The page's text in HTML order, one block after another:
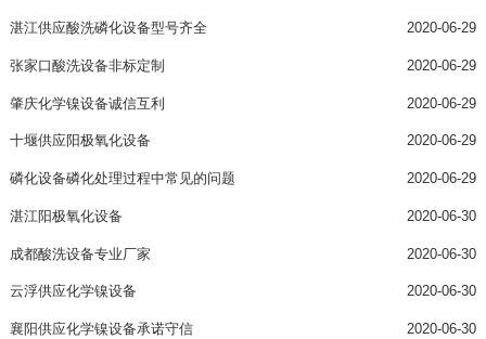
湛江供应酸洗磷化设备型号齐全 2020-06-29
张家口酸洗设备非标定制 2020-06-29
肇庆化学镍设备诚信互利 2020-06-29
十堰供应阳极氧化设备 2020-06-29
磷化设备磷化处理过程中常见的问题 2020-06-29
湛江阳极氧化设备 2020-06-30
成都酸洗设备专业厂家 2020-06-30
云浮供应化学镍设备 2020-06-30
襄阳供应化学镍设备承诺守信 2020-06-30